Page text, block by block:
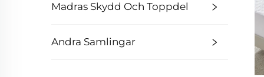
Madras Skydd Och Toppdel
Andra Samlingar